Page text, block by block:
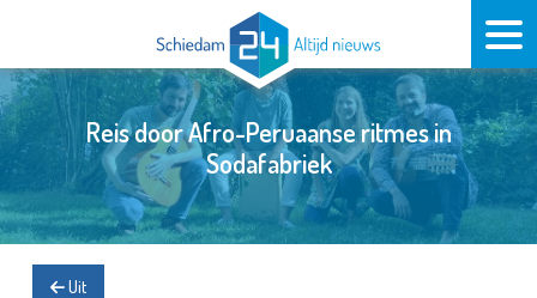
Reis door Afro-Peruaanse ritmes in
Sodafabriek
Uit